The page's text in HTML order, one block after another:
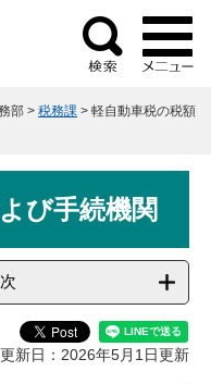
検
索
部 > 税務課 > 軽自動車税の税額
び手続機関
更新日：2026年5月1日更新